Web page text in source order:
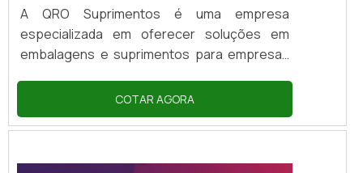
A QRO Suprimentos é uma empresa
especializada em oferecer soluções em
embalagens e suprimentos para empresas
atender às necessidades de seus clientes, a
QRO Suprimentos disponibiliza as sacolas
plásticas personalizadas atacado, uma
COTAR AGORA